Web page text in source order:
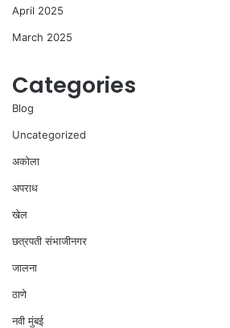
April 2025
March 2025
Categories
Blog
Uncategorized
अकोला
अपराध
खेल
छत्रपती संभाजीनगर
जालना
ठाणे
नवी मुंबई